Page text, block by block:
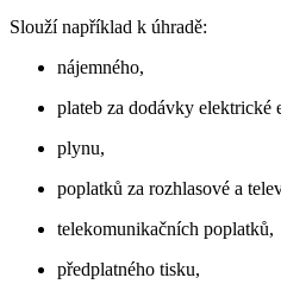
Slouží například k úhradě:
nájemného,
plateb za dodávky elektrické
plynu,
poplatků za rozhlasové a
telekomunikačních poplatků,
předplatného tisku,